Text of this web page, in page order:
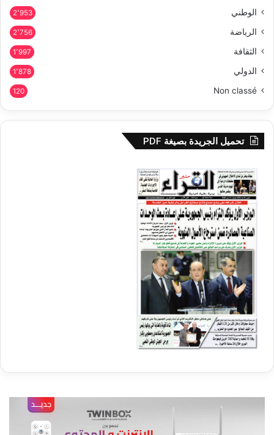
الوطني 2٬953
الرياضة 2٬756
الثقافة 1٬997
الدولي 1٬878
Non classé
120
تحميل الجريدة بصيغة PDF